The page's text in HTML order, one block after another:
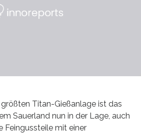
Titan-Gießanlage ist das
Sauerland nun in der Lage, auch
Feingussteile mit einer